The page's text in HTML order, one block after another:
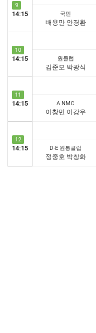
9
14:15 국민
배용만 안경환
10
14:15 원클럽
김준모 박광식
11
14:15 A NMC
이창민 이강우
12
14:15 D-E 원통클럽
정중호 박창화